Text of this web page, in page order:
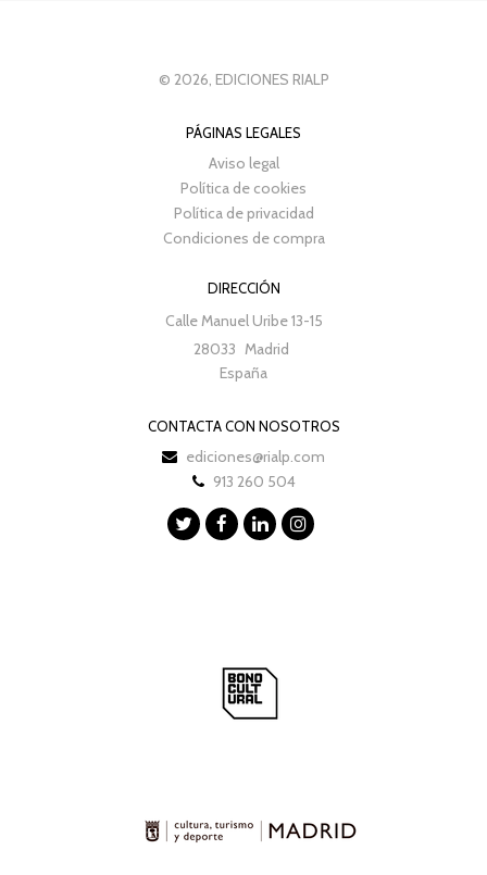
© 2026, EDICIONES RIALP
PÁGINAS LEGALES
Aviso legal
Política de cookies
Política de privacidad
Condiciones de compra
DIRECCIÓN
Calle Manuel Uribe 13-15
28033 Madrid
España
CONTACTA CON NOSOTROS
ediciones@rialp.com
913 260 504